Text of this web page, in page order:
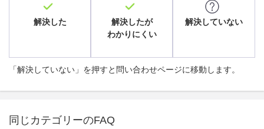
解決した
解決したが
わかりにくい
解決していない
「解決していない」を押すと問い合わせページに移動します。
同じカテゴリーのFAQ